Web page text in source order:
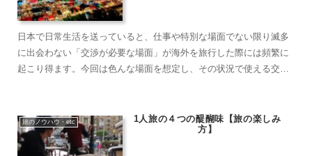
日本で日常生活を送っていると、仕事や特別な場面でない限り滅多
に出会わない「交渉が必要な場面」が海外を旅行した際には頻繁に
起こり得ます。今回は色んな場面を想定し、その状況で使える交渉
旅のノウハウ・etc
1人旅の４つの醍醐味【旅の楽しみ
方】